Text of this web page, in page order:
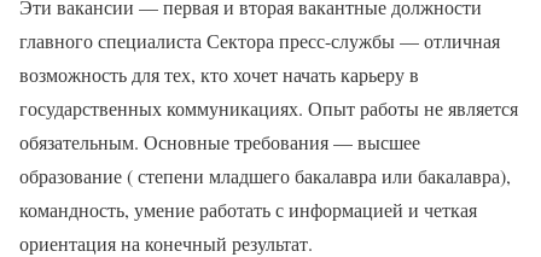
Эти вакансии — первая и вторая вакантные должности
главного специалиста Сектора пресс-службы — отличная
возможность для тех, кто хочет начать карьеру в
государственных коммуникациях. Опыт работы не является
обязательным. Основные требования — высшее
образование ( степени младшего бакалавра или бакалавра),
командность, умение работать с информацией и четкая
ориентация на конечный результат.